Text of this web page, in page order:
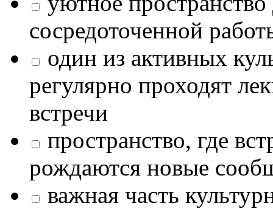
сосредоточенной
один из активных
регулярно проходят
встречи
пространство, где
рождаются новые
важная часть